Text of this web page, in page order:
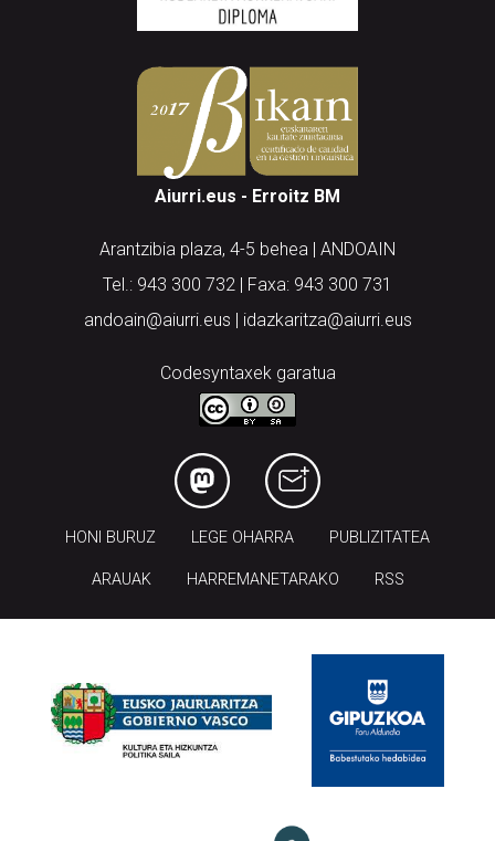
Aiurri.eus - Erroitz BM
Arantzibia plaza, 4-5 behea | ANDOAIN
Tel.: 943 300 732 | Faxa: 943 300 731
andoain@aiurri.eus | idazkaritza@aiurri.eus
Codesyntaxek garatua
HONI BURUZ LEGE OHARRA PUBLIZITATEA
ARAUAK HARREMANETARAKO RSS